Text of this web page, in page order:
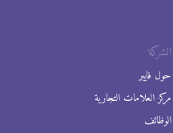
الشركة
حول فايبر
مركز العلامات التجارية
الوظائف